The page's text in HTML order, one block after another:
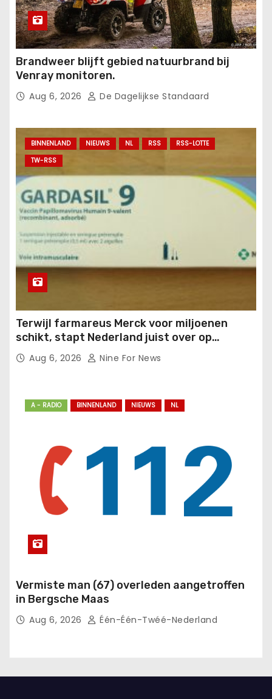
Brandweer blijft gebied natuurbrand bij
Venray monitoren.
Aug 6, 2026 De Dagelijkse Standaard
BINNENLAND NIEUWS NL RSS
RSS-LOTTE
TW-RSS
Terwijl farmareus Merck voor miljoenen
schikt, stapt Nederland juist over op
Gardasil.
Aug 6, 2026 Nine For News
A - RADIO BINNENLAND NIEUWS NL
Vermiste man (67) overleden aangetroffen
in Bergsche Maas
Aug 6, 2026 Één-Één-Twéé-Nederland